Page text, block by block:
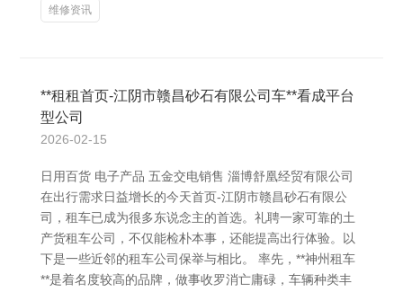
维修资讯
**租租首页-江阴市赣昌砂石有限公司车**看成平台
型公司
2026-02-15
日用百货 电子产品 五金交电销售 淄博舒凰经贸有限公司
在出行需求日益增长的今天首页-江阴市赣昌砂石有限公
司，租车已成为很多东说念主的首选。礼聘一家可靠的土
产货租车公司，不仅能检朴本事，还能提高出行体验。以
下是一些近邻的租车公司保举与相比。 率先，**神州租车
**是着名度较高的品牌，做事收罗消亡庸碌，车辆种类丰